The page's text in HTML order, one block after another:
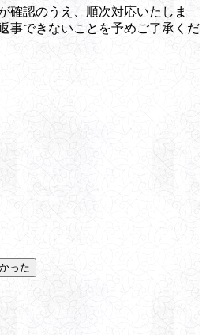
確認のうえ、順次対応いたしま
事できないことを予めご了承くだ
った